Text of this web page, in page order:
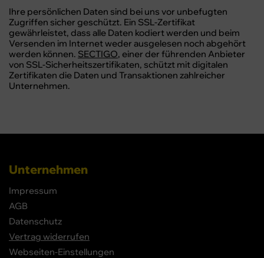
Ihre persönlichen Daten sind bei uns vor unbefugten
Zugriffen sicher geschützt. Ein SSL-Zertifikat
gewährleistet, dass alle Daten kodiert werden und beim
Versenden im Internet weder ausgelesen noch abgehört
werden können. SECTIGO, einer der führenden Anbieter
von SSL-Sicherheitszertifikaten, schützt mit digitalen
Zertifikaten die Daten und Transaktionen zahlreicher
Unternehmen.
Unternehmen
Impressum
AGB
Datenschutz
Vertrag widerrufen
Webseiten-Einstellungen